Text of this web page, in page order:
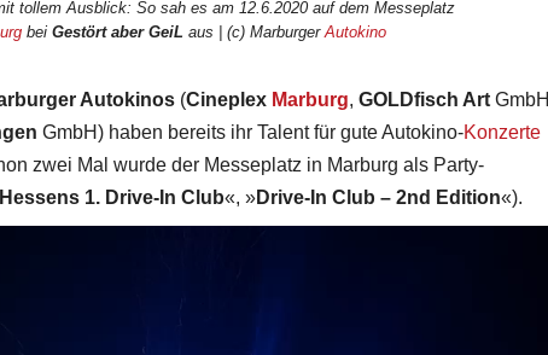
tollem Ausblick: So sah es am 12.6.2020 auf dem Messeplatz
beiGestört aber GeiL aus | (c) MarburgerAutokino
Autokinos (Cineplex Marburg, GOLDfisch Art GmbH
GmbH) haben bereits ihr Talent für gute Autokino-Konzerte
zwei Mal wurde der Messeplatz in Marburg als Party-
Hessens 1. Drive-In Club«, »Drive-In Club – 2nd Edition«).